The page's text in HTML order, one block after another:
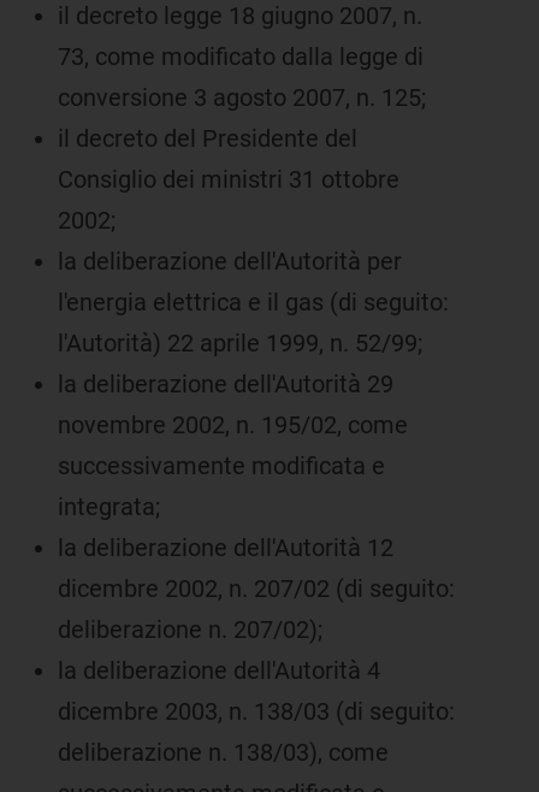
il decreto legge 18 giugno 2007, n.
73, come modificato dalla legge di
conversione 3 agosto 2007, n. 125;
il decreto del Presidente del
Consiglio dei ministri 31 ottobre
2002;
la deliberazione dell'Autorità per
l'energia elettrica e il gas (di seguito:
l'Autorità) 22 aprile 1999, n. 52/99;
la deliberazione dell'Autorità 29
novembre 2002, n. 195/02, come
successivamente modificata e
integrata;
la deliberazione dell'Autorità 12
dicembre 2002, n. 207/02 (di seguito:
deliberazione n. 207/02);
la deliberazione dell'Autorità 4
dicembre 2003, n. 138/03 (di seguito:
deliberazione n. 138/03), come